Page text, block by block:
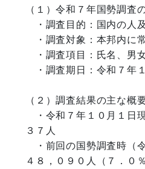
（１）令和７年国勢調査
・調査目的：国内の人
・調査対象：本邦内に
・調査項目：氏名、男
・調査期日：令和７年
（２）調査結果の主な概
・令和７年１０月１日
３７人
・前回の国勢調査時（
４８，０９０人（７．０